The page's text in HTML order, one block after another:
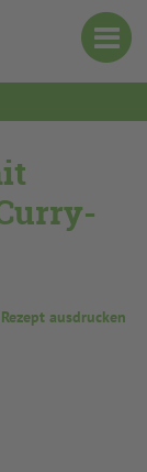
Rezept ausdrucken